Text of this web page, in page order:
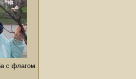
с флагом